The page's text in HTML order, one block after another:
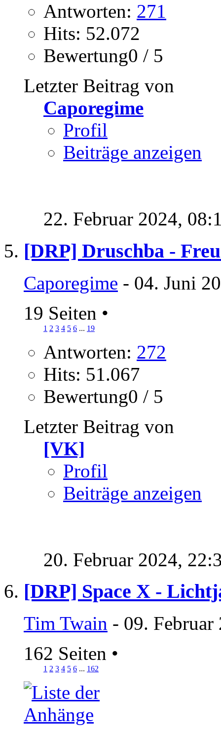
Antworten: 271
Hits: 52.072
Bewertung0 / 5
Letzter Beitrag von
Caporegime
Profil
Beiträge anzeigen
22. Februar 2024,
[DRP] Druschba -
Caporegime - 04. Juni
19 Seiten •
1 2 3 4 5 6 ... 19
Antworten: 272
Hits: 51.067
Bewertung0 / 5
Letzter Beitrag von
[VK]
Profil
Beiträge anzeigen
20. Februar 2024,
[DRP] Space X -
Tim Twain - 09.
162 Seiten •
1 2 3 4 5 6 ... 162